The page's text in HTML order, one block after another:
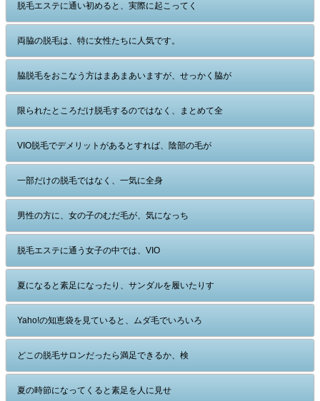
脱毛エステに通い初めると、実際に起こってく
両脇の脱毛は、特に女性たちに人気です。
脇脱毛をおこなう方はまあまあいますが、せっかく脇が
限られたところだけ脱毛するのではなく、まとめて全
VIO脱毛でデメリットがあるとすれば、陰部の毛が
一部だけの脱毛ではなく、一気に全身
男性の方に、女の子のむだ毛が、気になっち
脱毛エステに通う女子の中では、VIO
夏になると素足になったり、サンダルを履いたりす
Yaho!の知恵袋を見ていると、ムダ毛でいろいろ
どこの脱毛サロンだったら満足できるか、検
夏の時節になってくると素足を人に見せ